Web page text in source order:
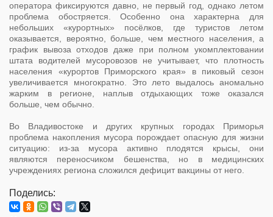
оператора фиксируются давно, не первый год, однако летом
проблема обостряется. Особенно она характерна для
небольших «курортных» посёлков, где туристов летом
оказывается, вероятно, больше, чем местного населения, а
график вывоза отходов даже при полном укомплектовании
штата водителей мусоровозов не учитывает, что плотность
населения «курортов Приморского края» в пиковый сезон
увеличивается многократно. Это лето выдалось аномально
жарким в регионе, наплыв отдыхающих тоже оказался
больше, чем обычно.
Во Владивостоке и других крупных городах Приморья
проблема накопления мусора порождает опасную для жизни
ситуацию: из-за мусора активно плодятся крысы, они
являются переносчиком бешенства, но в медицинских
учреждениях региона сложился дефицит вакцины от него.
Поделись: